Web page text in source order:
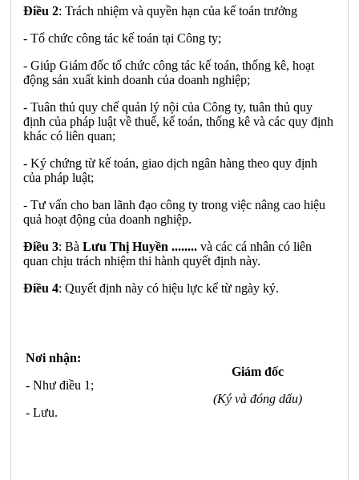
Điều 2: Trách nhiệm và quyền hạn của kế toán trưởng
- Tổ chức công tác kế toán tại Công ty;
- Giúp Giám đốc tổ chức công tác kế toán, thống kê, hoạt
động sản xuất kinh doanh của doanh nghiệp;
- Tuân thủ quy chế quản lý nội của Công ty, tuân thủ quy
định của pháp luật về thuế, kế toán, thống kê và các quy định
khác có liên quan;
- Ký chứng từ kế toán, giao dịch ngân hàng theo quy định
của pháp luật;
- Tư vấn cho ban lãnh đạo công ty trong việc nâng cao hiệu
quả hoạt động của doanh nghiệp.
Điều 3: Bà Lưu Thị Huyền ........ và các cá nhân có liên
quan chịu trách nhiệm thi hành quyết định này.
Điều 4: Quyết định này có hiệu lực kể từ ngày ký.
Nơi nhận:
- Như điều 1;
- Lưu.
Giám đốc
(Ký và đóng dấu)